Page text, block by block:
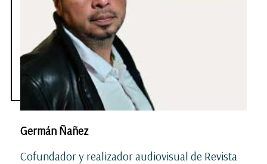
Germán Ñañez
Cofundador y realizador audiovisual de Revista